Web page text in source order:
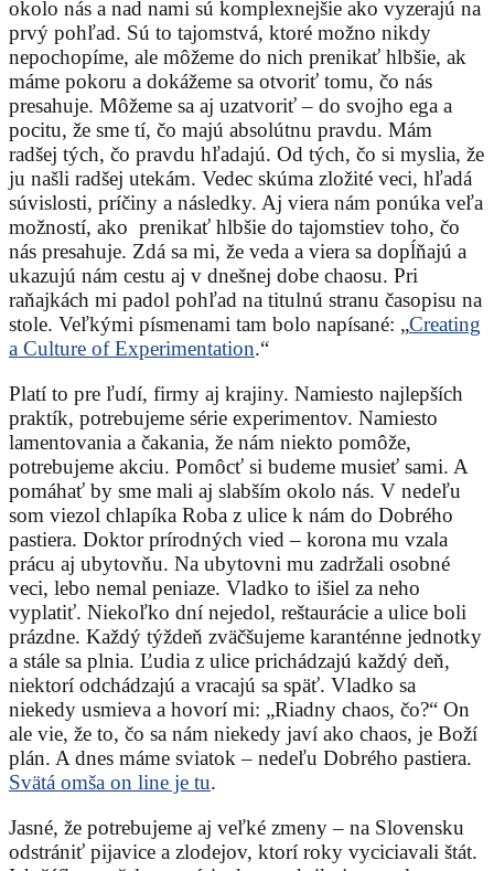
okolo nás a nad nami sú komplexnejšie ako vyzerajú na
prvý pohľad. Sú to tajomstvá, ktoré možno nikdy
nepochopíme, ale môžeme do nich prenikať hlbšie, ak
máme pokoru a dokážeme sa otvoriť tomu, čo nás
presahuje. Môžeme sa aj uzatvoriť – do svojho ega a
pocitu, že sme tí, čo majú absolútnu pravdu. Mám
radšej tých, čo pravdu hľadajú. Od tých, čo si myslia, že
ju našli radšej utekám. Vedec skúma zložité veci, hľadá
súvislosti, príčiny a následky. Aj viera nám ponúka veľa
možností, ako prenikať hlbšie do tajomstiev toho, čo
nás presahuje. Zdá sa mi, že veda a viera sa dopĺňajú a
ukazujú nám cestu aj v dnešnej dobe chaosu. Pri
raňajkách mi padol pohľad na titulnú stranu časopisu na
stole. Veľkými písmenami tam bolo napísané: „Creating
a Culture of Experimentation.“
Platí to pre ľudí, firmy aj krajiny. Namiesto najlepších
praktík, potrebujeme série experimentov. Namiesto
lamentovania a čakania, že nám niekto pomôže,
potrebujeme akciu. Pomôcť si budeme musieť sami. A
pomáhať by sme mali aj slabším okolo nás. V nedeľu
som viezol chlapíka Roba z ulice k nám do Dobrého
pastiera. Doktor prírodných vied – korona mu vzala
prácu aj ubytovňu. Na ubytovni mu zadržali osobné
veci, lebo nemal peniaze. Vladko to išiel za neho
vyplatiť. Niekoľko dní nejedol, reštaurácie a ulice boli
prázdne. Každý týždeň zväčšujeme karanténne jednotky
a stále sa plnia. Ľudia z ulice prichádzajú každý deň,
niektorí odchádzajú a vracajú sa späť. Vladko sa
niekedy usmieva a hovorí mi: „Riadny chaos, čo?“ On
ale vie, že to, čo sa nám niekedy javí ako chaos, je Boží
plán. A dnes máme sviatok – nedeľu Dobrého pastiera.
Svätá omša on line je tu.
Jasné, že potrebujeme aj veľké zmeny – na Slovensku
odstrániť pijavice a zlodejov, ktorí roky vyciciavali štát.